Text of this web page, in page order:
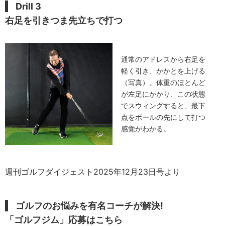
Drill 3
右足を引きつま先立ちで打つ
通常のアドレスから右足を
軽く引き、かかとを上げる
（写真）。体重のほとんど
が左足にかかり、この状態
でスウィングすると、最下
点をボールの先にして打つ
感覚がわかる。
週刊ゴルフダイジェスト2025年12月23日号より
ゴルフのお悩みを有名コーチが解決!
「ゴルフジム」応募はこちら